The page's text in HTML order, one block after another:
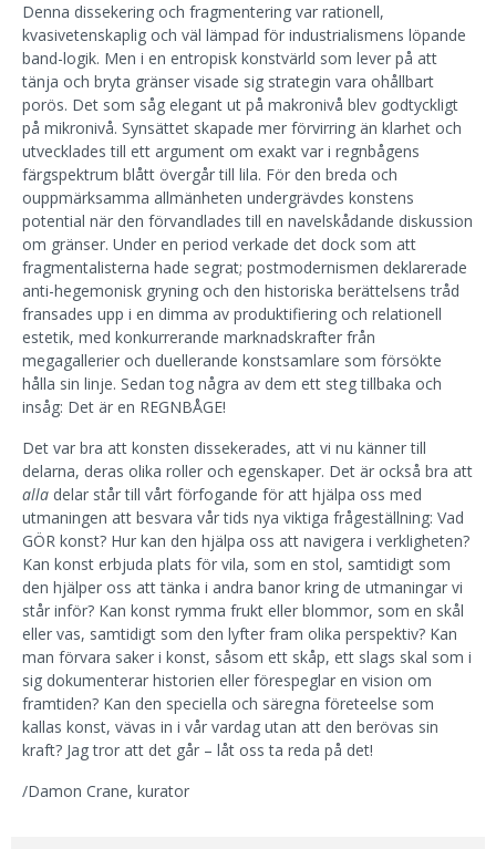
Denna dissekering och fragmentering var rationell,
kvasivetenskaplig och väl lämpad för industrialismens löpande
band-logik. Men i en entropisk konstvärld som lever på att
tänja och bryta gränser visade sig strategin vara ohållbart
porös. Det som såg elegant ut på makronivå blev godtyckligt
på mikronivå. Synsättet skapade mer förvirring än klarhet och
utvecklades till ett argument om exakt var i regnbågens
färgspektrum blått övergår till lila. För den breda och
ouppmärksamma allmänheten undergrävdes konstens
potential när den förvandlades till en navelskådande diskussion
om gränser. Under en period verkade det dock som att
fragmentalisterna hade segrat; postmodernismen deklarerade
anti-hegemonisk gryning och den historiska berättelsens tråd
fransades upp i en dimma av produktifiering och relationell
estetik, med konkurrerande marknadskrafter från
megagallerier och duellerande konstsamlare som försökte
hålla sin linje. Sedan tog några av dem ett steg tillbaka och
insåg: Det är en REGNBÅGE!
Det var bra att konsten dissekerades, att vi nu känner till
delarna, deras olika roller och egenskaper. Det är också bra att
alla delar står till vårt förfogande för att hjälpa oss med
utmaningen att besvara vår tids nya viktiga frågeställning: Vad
GÖR konst? Hur kan den hjälpa oss att navigera i verkligheten?
Kan konst erbjuda plats för vila, som en stol, samtidigt som
den hjälper oss att tänka i andra banor kring de utmaningar vi
står inför? Kan konst rymma frukt eller blommor, som en skål
eller vas, samtidigt som den lyfter fram olika perspektiv? Kan
man förvara saker i konst, såsom ett skåp, ett slags skal som i
sig dokumenterar historien eller förespeglar en vision om
framtiden? Kan den speciella och säregna företeelse som
kallas konst, vävas in i vår vardag utan att den berövas sin
kraft? Jag tror att det går – låt oss ta reda på det!
/Damon Crane, kurator